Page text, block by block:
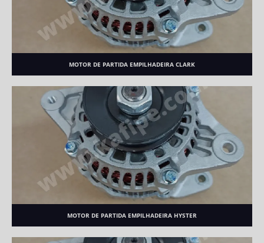
MOTOR DE PARTIDA EMPILHADEIRA CLARK
MOTOR DE PARTIDA EMPILHADEIRA HYSTER